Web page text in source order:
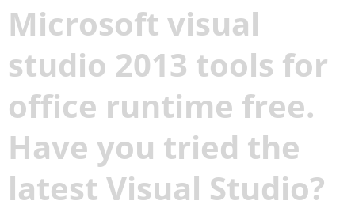
Microsoft visual
studio 2013 tools for
office runtime free.
Have you tried the
latest Visual Studio?